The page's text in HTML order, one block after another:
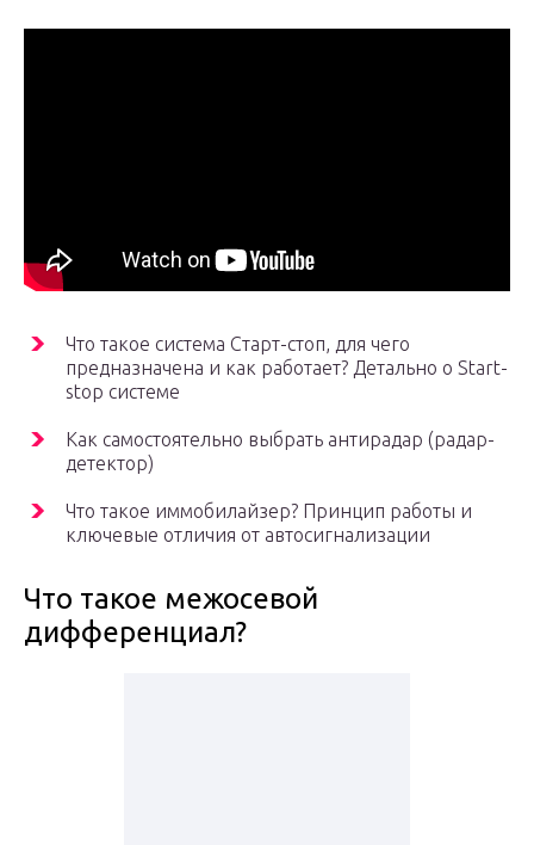
Что такое система Старт-стоп, для чего
предназначена и как работает? Детально о Start-
stop системе
Как самостоятельно выбрать антирадар (радар-
детектор)
Что такое иммобилайзер? Принцип работы и
ключевые отличия от автосигнализации
Что такое межосевой
дифференциал?